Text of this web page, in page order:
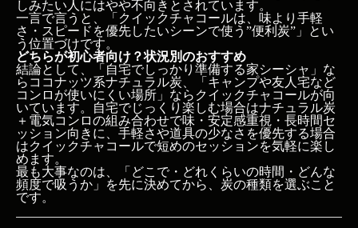
しみたい人にはやや不向きとされています。
一言で言うと、「クイックチャコールは、味より手軽
さ・スピードを優先したいシーンで使う”便利炭”」とい
う位置づけです。
どちらが初心者向け？状況別のおすすめ
結論として、「自宅でしっかり準備する家シーシャ」な
らココナッツ系ナチュラル炭、「キャンプや友人宅など
コンロが使いにくい場所」ならクイックチャコールが向
いています。自宅でじっくり楽しむ場合はナチュラル炭
＋電気コンロの組み合わせで味・安定感重視・長時間セ
ッション向きに、手軽さや道具の少なさを優先する場合
はクイックチャコールで短めのセッションを気軽に楽し
めます。
最も大事なのは、「どこで・どれくらいの時間・どんな
頻度で吸うか」を先に決めてから、炭の種類を選ぶこと
です。
初心者にはどちらがおすすめ？
よくある質問
Q1. 初心者はどの炭から始めるのが一番おすすめで
すか？
Q2. クイックチャコールは使わない方が良いです
か？
Q3. 家シーシャで炭のサイズはどれを選べば良いで
すか？
Q4. 炭の匂いが気になるのですが、どんな炭を選べ
ば良いですか？
Q5. フラット炭とキューブ炭、結局どちらが"正
解"なんですか？